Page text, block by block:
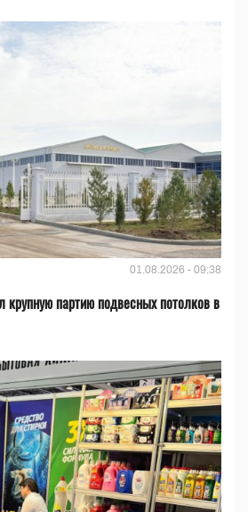
01.08.2026 - 09:38
крупную партию подвесных потолков в